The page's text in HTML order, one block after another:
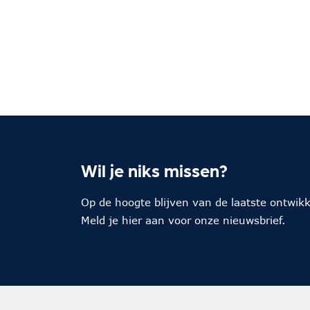
Wil je niks missen?
Op de hoogte blijven van de laatste
Meld je hier aan voor onze nieuwsbrief.